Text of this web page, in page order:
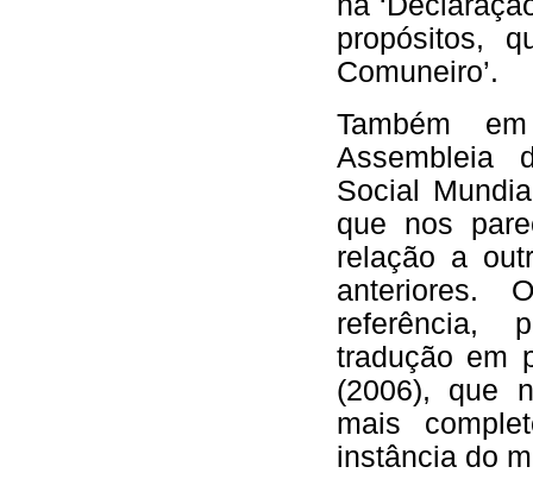
propósitos,
Comuneiro’.
Também
Assembleia
Social
que nos
relação a
anteriores.
referência,
tradução em
(2006), que
mais
instância do